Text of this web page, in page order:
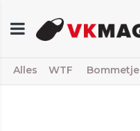
Alles WTF Bommetje